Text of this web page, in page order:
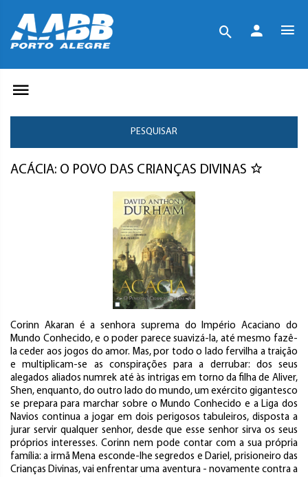
PESQUISAR
ACÁCIA: O POVO DAS CRIANÇAS DIVINAS
Corinn Akaran é a senhora suprema do Império Acaciano do
Mundo Conhecido, e o poder parece suavizá-la, até mesmo fazê-
la ceder aos jogos do amor. Mas, por todo o lado fervilha a traição
e multiplicam-se as conspirações para a derrubar: dos seus
alegados aliados numrek até às intrigas em torno da filha de Aliver,
Shen, enquanto, do outro lado do mundo, um exército gigantesco
se prepara para marchar sobre o Mundo Conhecido e a Liga dos
Navios continua a jogar em dois perigosos tabuleiros, disposta a
jurar servir qualquer senhor, desde que esse senhor sirva os seus
próprios interesses. Corinn nem pode contar com a sua própria
família: a irmã Mena esconde-lhe segredos e Dariel, prisioneiro das
Crianças Divinas, vai enfrentar uma aventura - novamente contra a